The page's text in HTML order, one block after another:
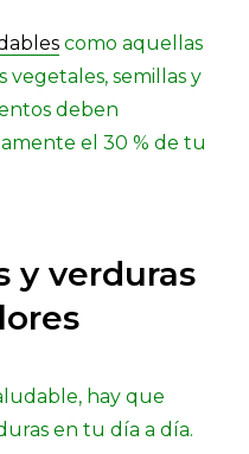
como aquellas
vegetales, semillas y
deben
el 30 % de tu
y verduras
hay que
en tu día a día.